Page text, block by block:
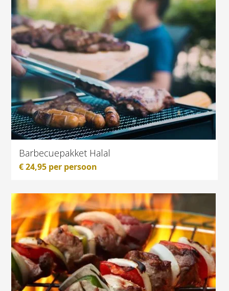
Barbecuepakket Halal
€24,95 per persoon